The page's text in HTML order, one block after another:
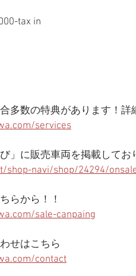
tax in
多数の特典があります！詳
services
」に販売車両を掲載してお
shop-navi/shop/24294/
らから！！
sale-canpaing
せはこちら
contact